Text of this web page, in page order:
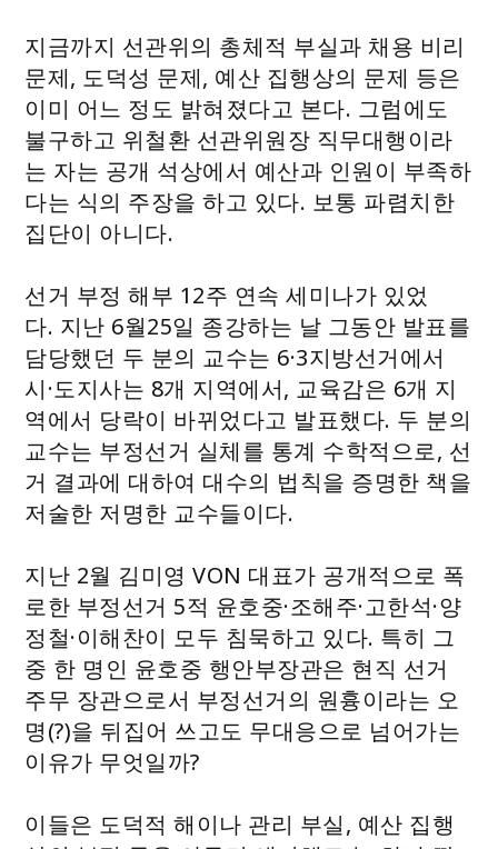
지금까지 선관위의 총체적 부실과 채용 비리
문제, 도덕성 문제, 예산 집행상의 문제 등은
이미 어느 정도 밝혀졌다고 본다. 그럼에도
불구하고 위철환 선관위원장 직무대행이라
는 자는 공개 석상에서 예산과 인원이 부족하
다는 식의 주장을 하고 있다. 보통 파렴치한
집단이 아니다.
선거 부정 해부 12주 연속 세미나가 있었
다. 지난 6월25일 종강하는 날 그동안 발표를
담당했던 두 분의 교수는 6·3지방선거에서
시·도지사는 8개 지역에서, 교육감은 6개 지
역에서 당락이 바뀌었다고 발표했다. 두 분의
교수는 부정선거 실체를 통계 수학적으로, 선
거 결과에 대하여 대수의 법칙을 증명한 책을
저술한 저명한 교수들이다.
지난 2월 김미영 VON 대표가 공개적으로 폭
로한 부정선거 5적 윤호중·조해주·고한석·양
정철·이해찬이 모두 침묵하고 있다. 특히 그
중 한 명인 윤호중 행안부장관은 현직 선거
주무 장관으로서 부정선거의 원흉이라는 오
명(?)을 뒤집어 쓰고도 무대응으로 넘어가는
이유가 무엇일까?
이들은 도덕적 해이나 관리 부실, 예산 집행